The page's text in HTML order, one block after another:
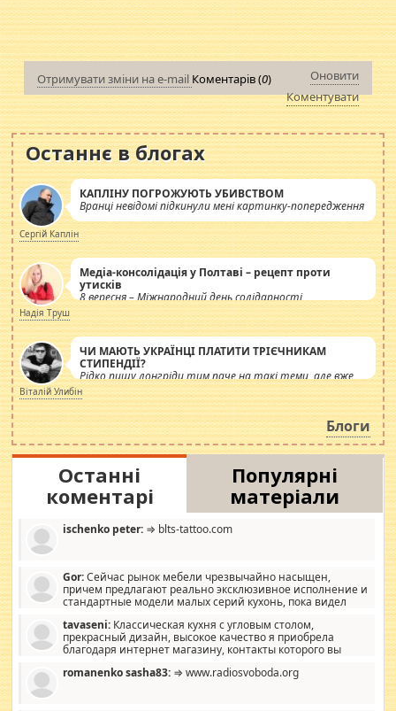
Отримувати зміни на e-mail Коментарів (0)
Оновити
Коментувати
Останнє в блогах
КАПЛІНУ ПОГРОЖУЮТЬ УБИВСТВОМ
Вранці невідомі підкинули мені картинку-попередження
Сергій Каплін
Медіа-консолідація у Полтаві – рецепт проти
утисків
8 вересня – Міжнародний день солідарності
журналістів.
Надія Труш
ЧИ МАЮТЬ УКРАЇНЦІ ПЛАТИТИ ТРІЄЧНИКАМ
СТИПЕНДІЇ?
Рідко пишу лонгріди тим паче на такі теми, але вже
просто дістало! Обурюють сьогоднішні інсенуації
навколо стипендіального питання. Штучно
роздувається ще одна соціальна катастрофа.
Віталій Улибін
Блоги
Останні
коментарі
Популярні
матеріали
ischenko peter: ⇒ blts-tattoo.com
Gor:Сейчас рынок мебели чрезвычайно насыщен,
причем предлагают реально эксклюзивное исполнение и
стандартные модели малых серий кухонь, пока видел
стандартные формы, в MebelOk, креативненько и что главное -
со вкусом все в порядке, без ненужных наворотов удорожающих
мебель, а это не последний фактор.
tavaseni: Классическая кухня с угловым столом,
прекрасный дизайн, высокое качество я приобрела
благодаря интернет магазину, контакты которого вы
romanenko sasha83: ⇒ www.radiosvoboda.org